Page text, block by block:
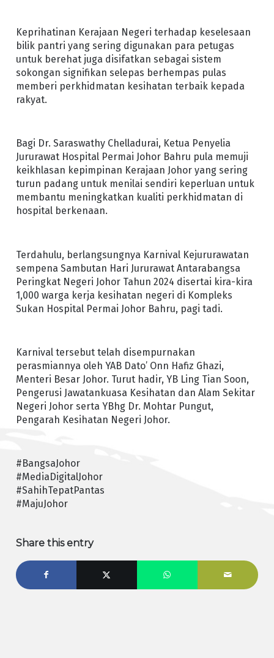
Keprihatinan Kerajaan Negeri terhadap keselesaan
bilik pantri yang sering digunakan para petugas
untuk berehat juga disifatkan sebagai sistem
sokongan signifikan selepas berhempas pulas
memberi perkhidmatan kesihatan terbaik kepada
rakyat.
Bagi Dr. Saraswathy Chelladurai, Ketua Penyelia
Jururawat Hospital Permai Johor Bahru pula memuji
keikhlasan kepimpinan Kerajaan Johor yang sering
turun padang untuk menilai sendiri keperluan untuk
membantu meningkatkan kualiti perkhidmatan di
hospital berkenaan.
Terdahulu, berlangsungnya Karnival Kejururawatan
sempena Sambutan Hari Jururawat Antarabangsa
Peringkat Negeri Johor Tahun 2024 disertai kira-kira
1,000 warga kerja kesihatan negeri di Kompleks
Sukan Hospital Permai Johor Bahru, pagi tadi.
Karnival tersebut telah disempurnakan
perasmiannya oleh YAB Dato’ Onn Hafiz Ghazi,
Menteri Besar Johor. Turut hadir, YB Ling Tian Soon,
Pengerusi Jawatankuasa Kesihatan dan Alam Sekitar
Negeri Johor serta YBhg Dr. Mohtar Pungut,
Pengarah Kesihatan Negeri Johor.
#BangsaJohor
#MediaDigitalJohor
#SahihTepatPantas
#MajuJohor
Share this entry